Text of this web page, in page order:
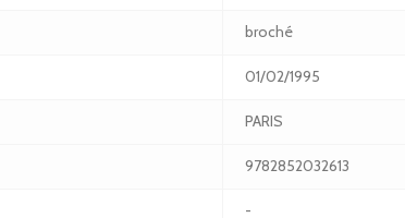
broché
01/02/1995
PARIS
9782852032613
-